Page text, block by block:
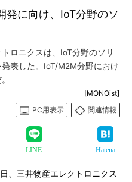
発に向け、IoT分野のソ
ロニクスは、IoT分野のソリ
表した。IoT/M2M分野におけ
[MONOist]
PC用表示
関連情報
LINE Hatena
、三井物産エレクトロニクス